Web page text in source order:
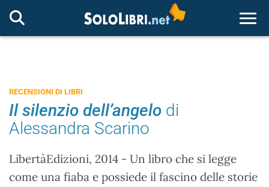
RECENSIONI DI LIBRI
Il silenzio dell’angelo di
Alessandra Scarino
LibertàEdizioni, 2014 - Un libro che si legge
come una fiaba e possiede il fascino delle storie